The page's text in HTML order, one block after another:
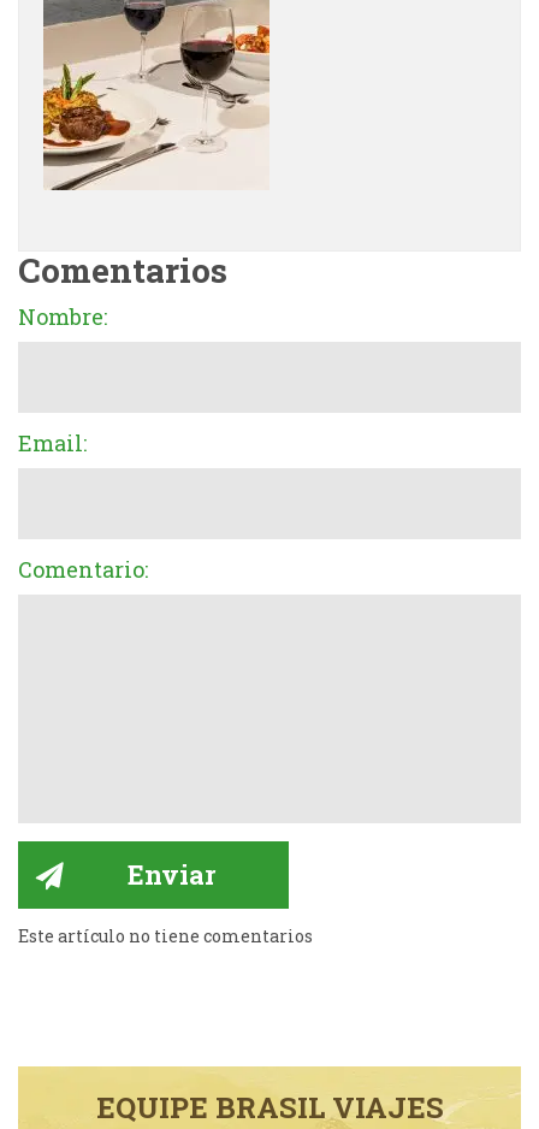
Comentarios
Nombre:
Email:
Comentario:
Este artículo no tiene comentarios
EQUIPE BRASIL VIAJES